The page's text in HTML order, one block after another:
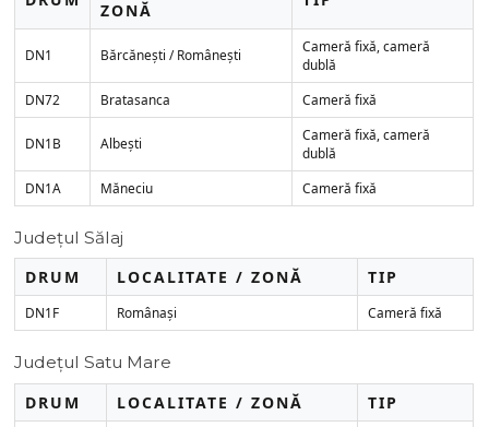
ZONĂ
DN1 Bărcănești / Românești
Cameră fixă, cameră
dublă
DN72
Bratasanca Cameră fixă
DN1B Albești
Cameră fixă, cameră
dublă
DN1A
Măneciu Cameră fixă
Județul Sălaj
DRUM
LOCALITATE / ZONĂ TIP
DN1F Românași Cameră fixă
Județul Satu Mare
DRUM
LOCALITATE / ZONĂ TIP